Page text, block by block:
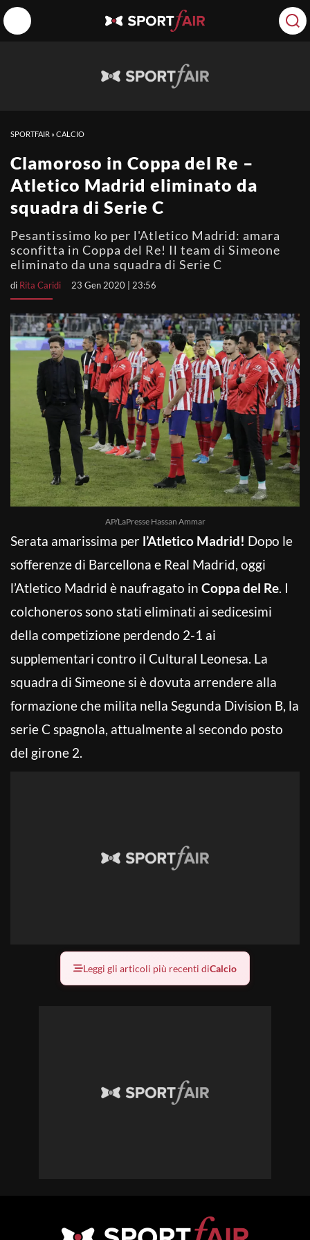
SPORTFAIR »CALCIO
Clamoroso in Coppa del Re –
Atletico Madrid eliminato da
squadra di Serie C
Pesantissimo ko per l'Atletico Madrid: amara
sconfitta in Coppa del Re! Il team di Simeone
eliminato da una squadra di Serie C
di Rita Caridi 23 Gen 2020 | 23:56
AP/LaPresse Hassan Ammar
Serata amarissima per l’Atletico Madrid! Dopo le
sofferenze di Barcellona e Real Madrid, oggi
l’Atletico Madrid è naufragato in Coppa del Re. I
colchoneros sono stati eliminati ai sedicesimi
della competizione perdendo 2-1 ai
supplementari contro il Cultural Leonesa. La
squadra di Simeone si è dovuta arrendere alla
formazione che milita nella Segunda Division B, la
serie C spagnola, attualmente al secondo posto
del girone 2.
Leggi gli articoli più recenti diCalcio